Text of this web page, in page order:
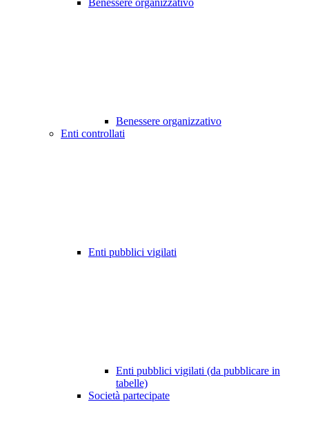
Benessere organizzativo
Benessere organizzativo
Enti controllati
Enti pubblici vigilati
Enti pubblici vigilati (da pubblicare in
tabelle)
Società partecipate